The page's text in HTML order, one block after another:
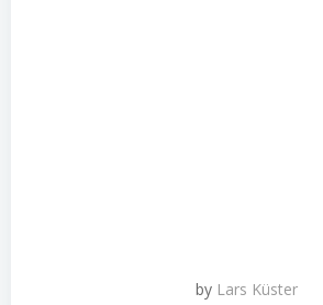
by Lars Küster